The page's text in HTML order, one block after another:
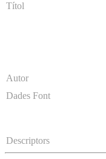
Títol
Autor
Dades Font
Descriptors